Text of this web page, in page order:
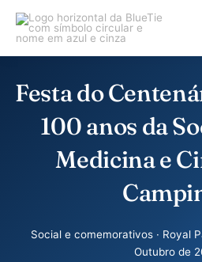
para
conteúdo
Festa do
100 anos da
Medicina e
Social e comemorativos · Royal
Outubro de